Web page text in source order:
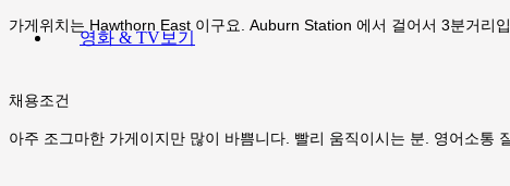
영화 & TV보기
가게위치는 Hawthorn East 이구요. Auburn Station 에서 걸어서 3분거리
채용조건
아주 조그마한 가게이지만 많이 바쁨니다. 빨리 움직이시는 분. 영어소통